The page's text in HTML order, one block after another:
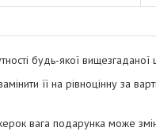
будь-якої вищезгаданої
її на рівноцінну за
вага подарунка може